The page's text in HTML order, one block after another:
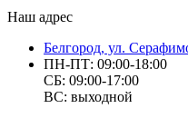
Наш адрес
Белгород, ул.
ПН-ПТ: 09:00-18:00
СБ: 09:00-17:00
ВС: выходной